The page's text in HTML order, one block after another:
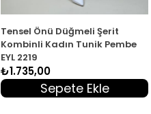
Tensel Önü Düğmeli Şerit
Kombinli Kadın Tunik Pembe
EYL 2219
₺1.735,00
Sepete Ekle